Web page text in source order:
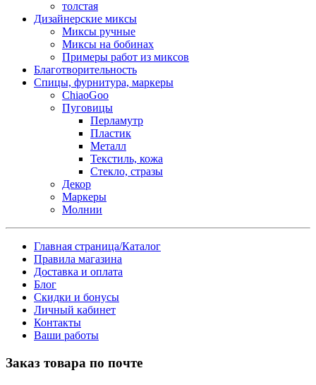
толстая
Дизайнерские миксы
Миксы ручные
Миксы на бобинах
Примеры работ из миксов
Благотворительность
Спицы, фурнитура, маркеры
ChiaoGoo
Пуговицы
Перламутр
Пластик
Металл
Текстиль, кожа
Стекло, стразы
Декор
Маркеры
Молнии
Главная страница/Каталог
Правила магазина
Доставка и оплата
Блог
Скидки и бонусы
Личный кабинет
Контакты
Ваши работы
Заказ товара по почте